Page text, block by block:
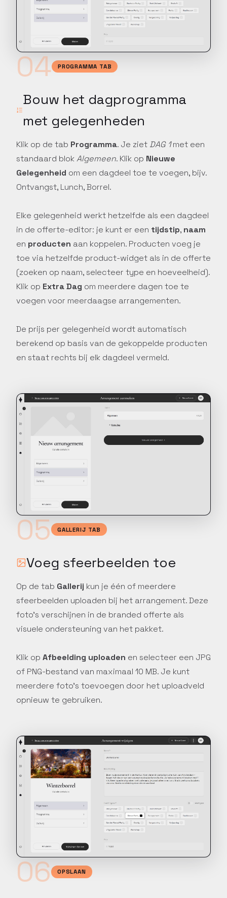
04 PROGRAMMA TAB
Bouw het dagprogramma
met gelegenheden
Klik op de tab Programma. Je ziet DAG 1met een
standaard blokAlgemeen. Klik op Nieuwe
Gelegenheid om een dagdeel toe te voegen, bijv.
Ontvangst, Lunch, Borrel.
Elke gelegenheid werkt hetzelfde als een dagdeel
in de offerte-editor: je kunt er een tijdstip, naam
en producten aan koppelen. Producten voeg je
toe via hetzelfde product-widget als in de offerte
(zoeken op naam, selecteer type en hoeveelheid).
Klik op Extra Dag om meerdere dagen toe te
voegen voor meerdaagse arrangementen.
De prijs per gelegenheid wordt automatisch
berekend op basis van de gekoppelde producten
en staat rechts bij elk dagdeel vermeld.
05 GALLERIJ TAB
Voeg sfeerbeelden toe
Op de tab Gallerij kun je één of meerdere
sfeerbeelden uploaden bij het arrangement. Deze
foto's verschijnen in de branded offerte als
visuele ondersteuning van het pakket.
Klik op Afbeelding uploaden en selecteer een JPG
of PNG-bestand van maximaal 10 MB. Je kunt
meerdere foto's toevoegen door het uploadveld
opnieuw te gebruiken.
06 OPSLAAN